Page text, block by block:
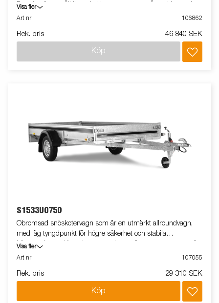
D-serien är ett pålitligt val vid transport av småmaskiner och
smidig vid lastning och lossning. Utrustad med tippfunktion.
Visa fler
Art nr
106862
Rek. pris 46 840 SEK
Köp
S1533U0750
Obromsad snöskotervagn som är en utmärkt allroundvagn,
med låg tyngdpunkt för högre säkerhet och stabila
köregenskaper. Komplettera med en snöskoterramp som gör
på- och avlastning av snöskotern enkel. Välj till skruv- eller
bilden kan vara extrautrustad.
Visa fler
Art nr
107055
Rek. pris 29 310 SEK
Köp